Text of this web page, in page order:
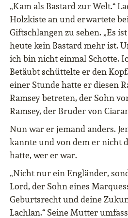
„Kam als Bastard zur Welt.“
Holzkiste an und erwartete
Giftschlangen zu sehen. „Es
heute kein Bastard mehr ist.
ich bin nicht einmal Schotte.
Betäubt schüttelte er den
einer Stunde hatte er diesen
Ramsey betreten, der Sohn
Ramsey, der Bruder von
Nun war er jemand anders.
kannte und von dem er nicht
hatte, wer er war.
„Nicht nur ein Engländer,
Lord, der Sohn eines
Geburtsrecht und deine
Lachlan.“ Seine Mutter